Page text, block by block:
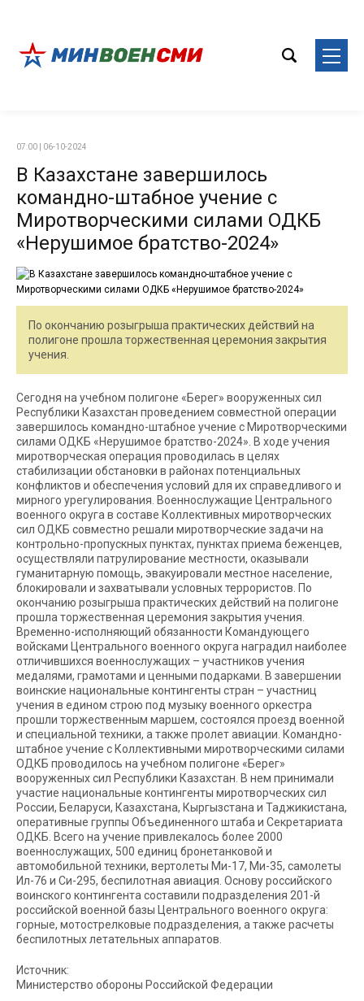
07:00 | 06-10-2024
В Казахстане завершилось
командно-штабное учение с
Миротворческими силами ОДКБ
«Нерушимое братство-2024»
По окончанию розыгрыша практических действий на
полигоне прошла торжественная церемония закрытия
учения.
Сегодня на учебном полигоне «Берег» вооруженных сил
Республики Казахстан проведением совместной операции
завершилось командно-штабное учение с Миротворческими
силами ОДКБ «Нерушимое братство-2024». В ходе учения
миротворческая операция проводилась в целях
стабилизации обстановки в районах потенциальных
конфликтов и обеспечения условий для их справедливого и
мирного урегулирования. Военнослужащие Центрального
военного округа в составе Коллективных миротворческих
сил ОДКБ совместно решали миротворческие задачи на
контрольно-пропускных пунктах, пунктах приема беженцев,
осуществляли патрулирование местности, оказывали
гуманитарную помощь, эвакуировали местное население,
блокировали и захватывали условных террористов. По
окончанию розыгрыша практических действий на полигоне
прошла торжественная церемония закрытия учения.
Временно-исполняющий обязанности Командующего
войсками Центрального военного округа наградил наиболее
отличившихся военнослужащих – участников учения
медалями, грамотами и ценными подарками. В завершении
воинские национальные контингенты стран – участниц
учения в едином строю под музыку военного оркестра
прошли торжественным маршем, состоялся проезд военной
и специальной техники, а также пролет авиации. Командно-
штабное учение с Коллективными миротворческими силами
ОДКБ проводилось на учебном полигоне «Берег»
вооруженных сил Республики Казахстан. В нем принимали
участие национальные контингенты миротворческих сил
России, Беларуси, Казахстана, Кыргызстана и Таджикистана,
оперативные группы Объединенного штаба и Секретариата
ОДКБ. Всего на учение привлекалось более 2000
военнослужащих, 500 единиц бронетанковой и
автомобильной техники, вертолеты Ми-17, Ми-35, самолеты
Ил-76 и Си-295, беспилотная авиация. Основу российского
воинского контингента составили подразделения 201-й
российской военной базы Центрального военного округа:
горные, мотострелковые подразделения, а также расчеты
беспилотных летательных аппаратов.
Источник:
Министерство обороны Российской Федерации